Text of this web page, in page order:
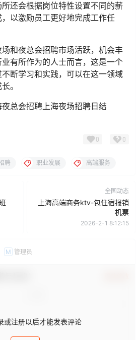
还会根据岗位特性设置不同的薪
以激励员工更好地完成工作任
和夜总会招聘市场活跃，机会丰
有所作为的人士而言，这是一个
断学习和实践，可以在这一领域
。
总会招聘上海夜场招聘日结
0 0
聘 职业发展 高端服务
全国动态
上海高端商务ktv-包住宿报销
机票
2026-2-1 8:12:15
M 管理员
或注册以后才能发表评论